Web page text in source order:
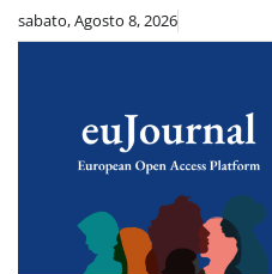
Skipsabato, Agosto 8, 2026